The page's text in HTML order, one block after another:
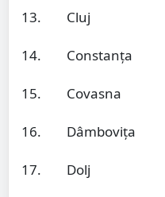
13. Cluj
14. Constanța
15. Covasna
16. Dâmbovița
17. Dolj